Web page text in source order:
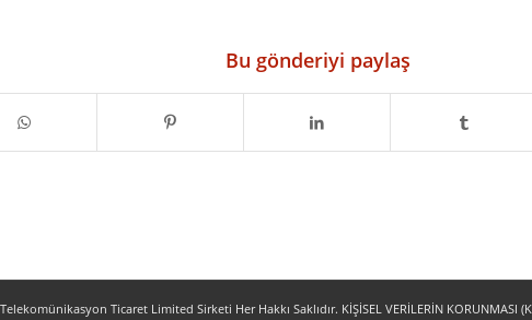
Bu gönderiyi paylaş
Ticaret Limited Sirketi Her Hakkı Saklıdır. KİŞİSEL VERİLERİN KORUNMASI